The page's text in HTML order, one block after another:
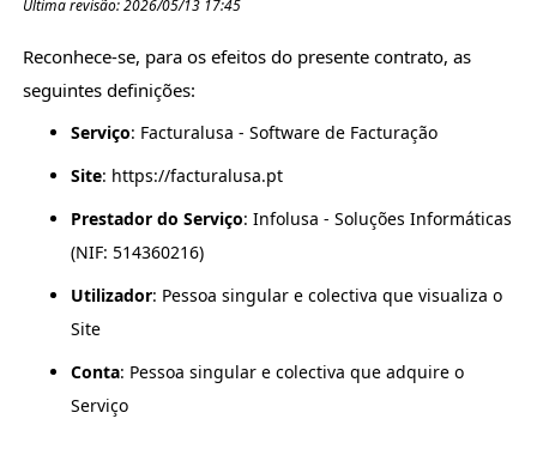
Última revisão: 2026/05/13 17:45
Reconhece-se, para os efeitos do presente contrato, as
seguintes definições:
Serviço: Facturalusa - Software de Facturação
Site: https://facturalusa.pt
Prestador do Serviço: Infolusa - Soluções Informáticas
(NIF: 514360216)
Utilizador: Pessoa singular e colectiva que visualiza o
Site
Conta: Pessoa singular e colectiva que adquire o
Serviço